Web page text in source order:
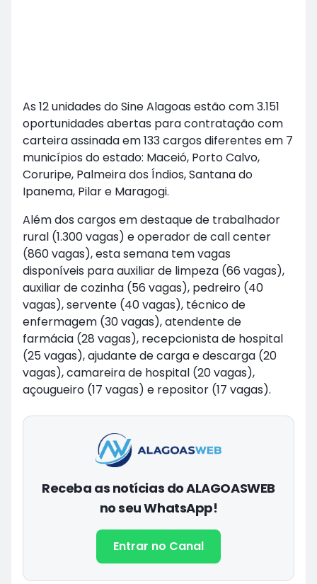
As 12 unidades do Sine Alagoas estão com 3.151
oportunidades abertas para contratação com
carteira assinada em 133 cargos diferentes em 7
municípios do estado: Maceió, Porto Calvo,
Coruripe, Palmeira dos Índios, Santana do
Ipanema, Pilar e Maragogi.
Além dos cargos em destaque de trabalhador
rural (1.300 vagas) e operador de call center
(860 vagas), esta semana tem vagas
disponíveis para auxiliar de limpeza (66 vagas),
auxiliar de cozinha (56 vagas), pedreiro (40
vagas), servente (40 vagas), técnico de
enfermagem (30 vagas), atendente de
farmácia (28 vagas), recepcionista de hospital
(25 vagas), ajudante de carga e descarga (20
vagas), camareira de hospital (20 vagas),
açougueiro (17 vagas) e repositor (17 vagas).
Receba as notícias do ALAGOASWEB
no seu WhatsApp!
Entrar no Canal